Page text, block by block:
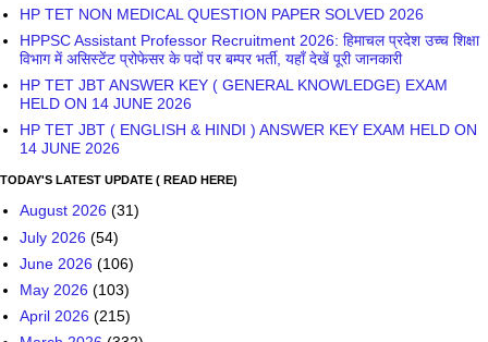
HP TET JBT ( ENGLISH & HINDI ) ANSWER KEY EXAM HELD ON
TODAY'S LATEST UPDATE ( READ HERE)
August 2026 (31)
June 2026(106)
March 2026(332)
February 2026
January 2026(145)
December 2025
November 2025